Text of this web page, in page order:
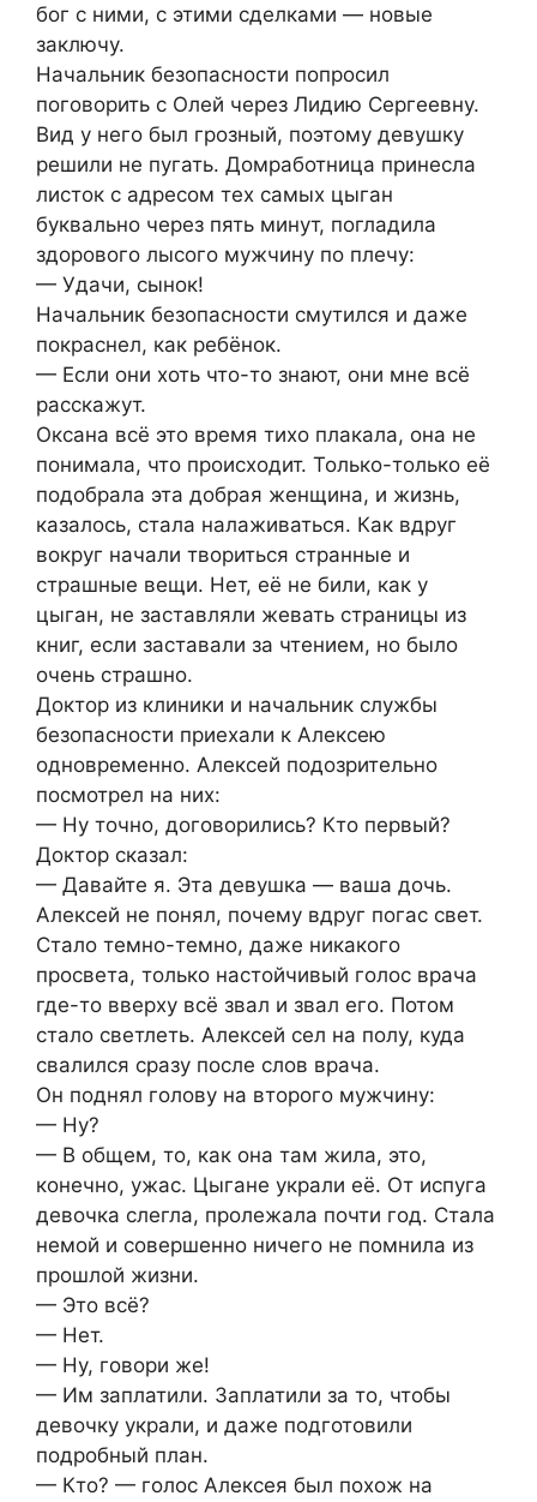
бог с ними, с этими сделками — новые
заключу.
Начальник безопасности попросил
поговорить с Олей через Лидию Сергеевну.
Вид у него был грозный, поэтому девушку
решили не пугать. Домработница принесла
листок с адресом тех самых цыган
буквально через пять минут, погладила
здорового лысого мужчину по плечу:
— Удачи, сынок!
Начальник безопасности смутился и даже
покраснел, как ребёнок.
— Если они хоть что-то знают, они мне всё
расскажут.
Оксана всё это время тихо плакала, она не
понимала, что происходит. Только-только её
подобрала эта добрая женщина, и жизнь,
казалось, стала налаживаться. Как вдруг
вокруг начали твориться странные и
страшные вещи. Нет, её не били, как у
цыган, не заставляли жевать страницы из
книг, если заставали за чтением, но было
очень страшно.
Доктор из клиники и начальник службы
безопасности приехали к Алексею
одновременно. Алексей подозрительно
посмотрел на них:
— Ну точно, договорились? Кто первый?
Доктор сказал:
— Давайте я. Эта девушка — ваша дочь.
Алексей не понял, почему вдруг погас свет.
Стало темно-темно, даже никакого
просвета, только настойчивый голос врача
где-то вверху всё звал и звал его. Потом
стало светлеть. Алексей сел на полу, куда
свалился сразу после слов врача.
Он поднял голову на второго мужчину:
— Ну?
— В общем, то, как она там жила, это,
конечно, ужас. Цыгане украли её. От испуга
девочка слегла, пролежала почти год. Стала
немой и совершенно ничего не помнила из
прошлой жизни.
— Это всё?
— Нет.
— Ну, говори же!
— Им заплатили. Заплатили за то, чтобы
девочку украли, и даже подготовили
подробный план.
— Кто? — голос Алексея был похож на